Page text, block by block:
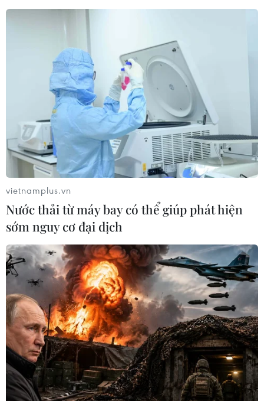
Nữ sinh Hải Phòng đăng quang
Hoa hậu Bản sắc Việt toàn cầu
08/08/2016 02:45
Vượt qua 39 thí sinh khác, cô gái 20 tuổi đến từ Hải
Phòng hiện đang là sinh viên khoa Quản trị khách sạn
tại Thụy Sĩ, Trần Thị Thu Ngân đã đăng quang ngôi vị
Hoa hậu Bản sắc Việt toàn cầu 2016.
vietnamplus.vn
Nước thải từ máy bay có thể giúp phát hiện
sớm nguy cơ đại dịch